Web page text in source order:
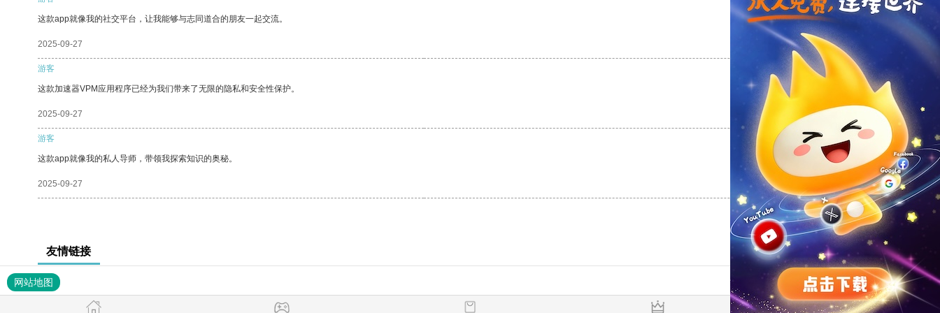
这款app就像我的社交平台，让我能够与志同道合的朋友一起交流。
2025-09-27 支持
游客
这款加速器VPM应用程序已经为我们带来了无限的隐私和安全性保护。
2025-09-27 反对 [0]
游客
这款app就像我的私人导师，带领我探索知识的奥秘。
2025-09-27 支持[0] 反对[0]
友情链接
网站地图